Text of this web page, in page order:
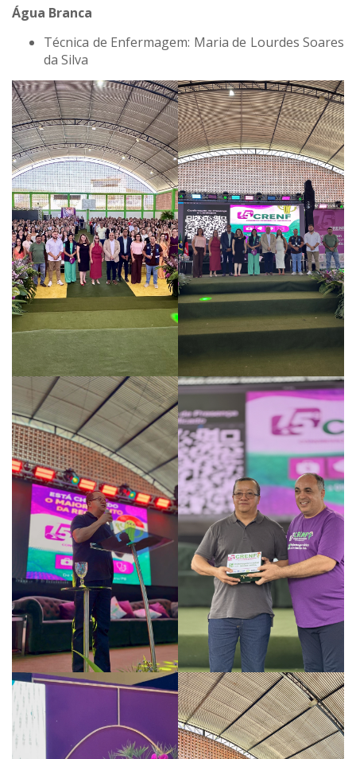
Água Branca
Técnica de Enfermagem: Maria de Lourdes Soares
da Silva